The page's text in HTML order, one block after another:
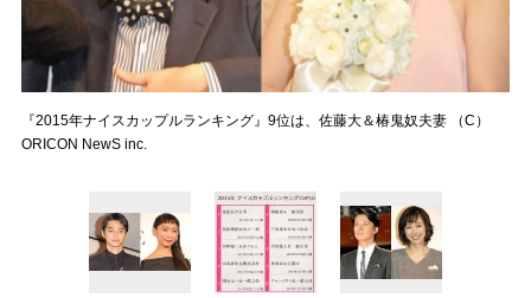
『2015年ナイスカップルランキング』9位は、佐藤大＆椿鬼奴夫妻 （C）
ORICON NewS inc.